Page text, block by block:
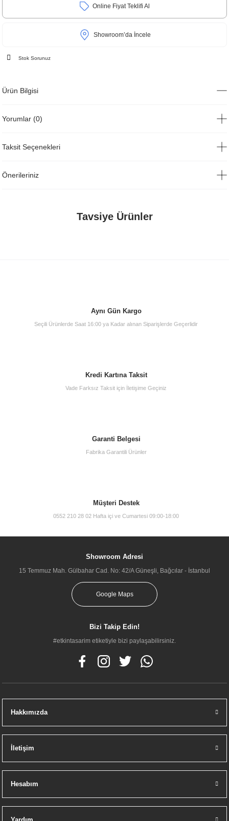
Online Fiyat Teklifi Al
Showroom’da İncele
Stok Sorunuz
Ürün Bilgisi
Yorumlar (0)
Taksit Seçenekleri
Önerileriniz
Tavsiye Ürünler
Aynı Gün Kargo
Seçili Ürünlerde Saat 16:00 ya Kadar alınan Siparişlerde Geçerlidir
Kredi Kartına Taksit
Vade Farksız Taksit için İletişime Geçiniz
Garanti Belgesi
Fabrika Garantili Ürünler
Müşteri Destek
0552 210 28 02 Hafta içi ve Cumartesi 09:00-18:00
Showroom Adresi
15 Temmuz Mah. Gülbahar Cad. No: 42/A Güneşli, Bağcılar - İstanbul
Google Maps
Bizi Takip Edin!
#etkintasarim etiketiyle bizi paylaşabilirsiniz.
Hakkımızda
İletişim
Hesabım